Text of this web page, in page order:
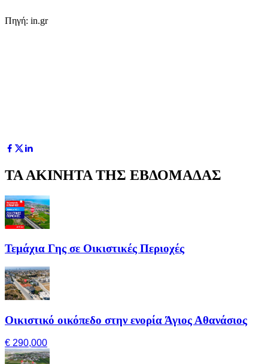
Πηγή: in.gr
ΤΑ ΑΚΙΝΗΤΑ ΤΗΣ ΕΒΔΟΜΑΔΑΣ
Τεμάχια Γης σε Οικιστικές Περιοχές
Οικιστικό οικόπεδο στην ενορία Άγιος Αθανάσιος
€ 290,000